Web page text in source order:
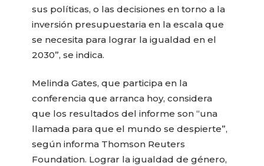
sus políticas, o las decisiones en torno a la
inversión presupuestaria en la escala que
se necesita para lograr la igualdad en el
2030”, se indica.
Melinda Gates, que participa en la
conferencia que arranca hoy, considera
que los resultados del informe son “una
llamada para que el mundo se despierte”,
según informa Thomson Reuters
Foundation. Lograr la igualdad de género,